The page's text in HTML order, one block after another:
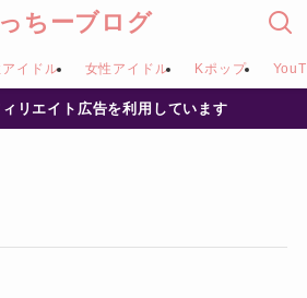
ちーブログ
アイドル 女性アイドル Kポップ
リエイト広告を利用しています